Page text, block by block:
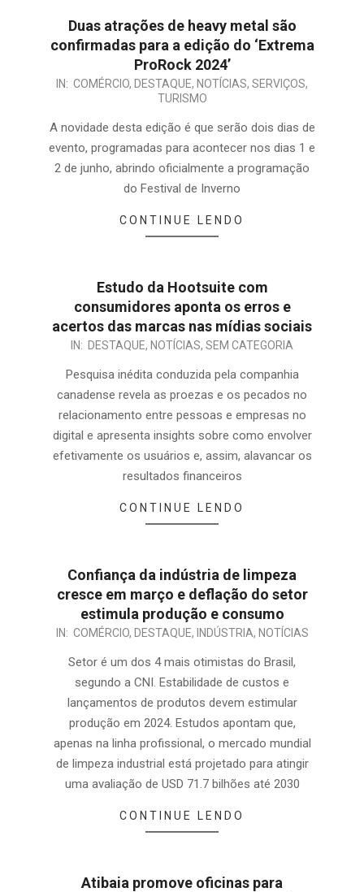
Duas atrações de heavy metal são
confirmadas para a edição do ‘Extrema
ProRock 2024’
IN: COMÉRCIO, DESTAQUE, NOTÍCIAS, SERVIÇOS,
TURISMO
A novidade desta edição é que serão dois dias de
evento, programadas para acontecer nos dias 1 e
2 de junho, abrindo oficialmente a programação
do Festival de Inverno
CONTINUE LENDO
Estudo da Hootsuite com
consumidores aponta os erros e
acertos das marcas nas mídias sociais
IN: DESTAQUE, NOTÍCIAS, SEM CATEGORIA
Pesquisa inédita conduzida pela companhia
canadense revela as proezas e os pecados no
relacionamento entre pessoas e empresas no
digital e apresenta insights sobre como envolver
efetivamente os usuários e, assim, alavancar os
resultados financeiros
CONTINUE LENDO
Confiança da indústria de limpeza
cresce em março e deflação do setor
estimula produção e consumo
IN: COMÉRCIO, DESTAQUE, INDÚSTRIA, NOTÍCIAS
Setor é um dos 4 mais otimistas do Brasil,
segundo a CNI. Estabilidade de custos e
lançamentos de produtos devem estimular
produção em 2024. Estudos apontam que,
apenas na linha profissional, o mercado mundial
de limpeza industrial está projetado para atingir
uma avaliação de USD 71.7 bilhões até 2030
CONTINUE LENDO
Atibaia promove oficinas para